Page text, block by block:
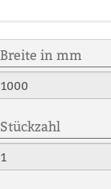
Breite in mm
Stückzahl